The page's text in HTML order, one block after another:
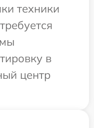
техники
в
центр